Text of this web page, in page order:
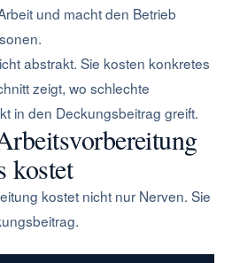
und macht den Betrieb
abstrakt. Sie kosten konkretes
zeigt, wo schlechte
in den Deckungsbeitrag greift.
kostet
kostet nicht nur Nerven. Sie